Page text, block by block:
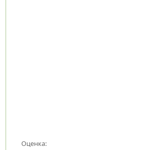
Оценка: